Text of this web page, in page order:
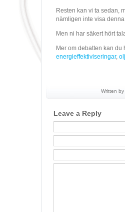
Resten kan vi ta sedan,
nämligen inte visa
Men ni har säkert hört
Mer om debatten kan du
energieffektiviseringar,
Written
Leave a Reply